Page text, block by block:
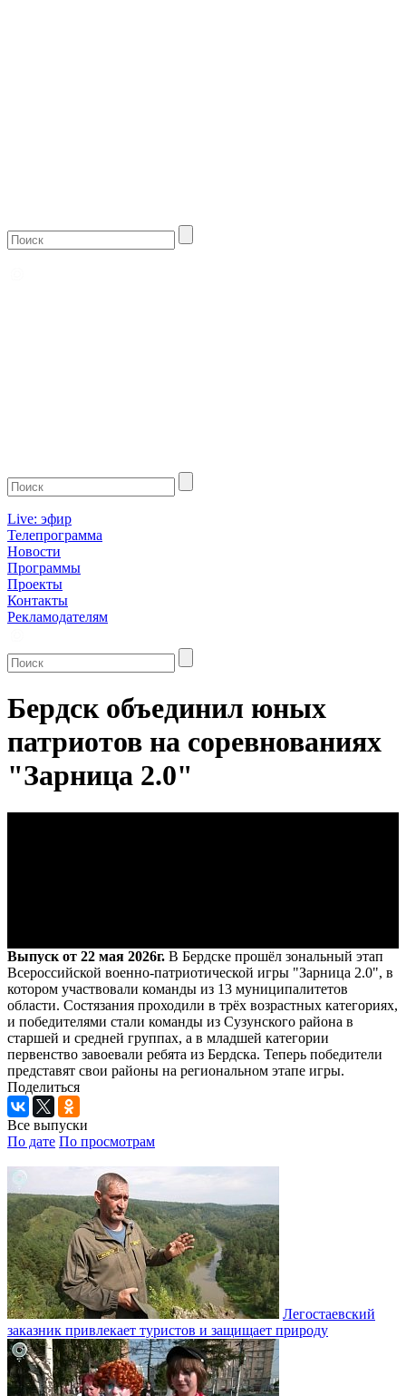
Live: эфир
Телепрограмма
Новости
Программы
Проекты
Контакты
Рекламодателям
Бердск объединил юных
патриотов на соревнованиях
"Зарница 2.0"
Выпуск от 22 мая 2026г. В Бердске прошёл зональный этап
Всероссийской военно-патриотической игры "Зарница 2.0", в
котором участвовали команды из 13 муниципалитетов
области. Состязания проходили в трёх возрастных категориях,
и победителями стали команды из Сузунского района в
старшей и средней группах, а в младшей категории
первенство завоевали ребята из Бердска. Теперь победители
представят свои районы на региональном этапе игры.
Поделиться
Все выпуски
По дате По просмотрам
Легостаевский
заказник привлекает туристов и защищает природу